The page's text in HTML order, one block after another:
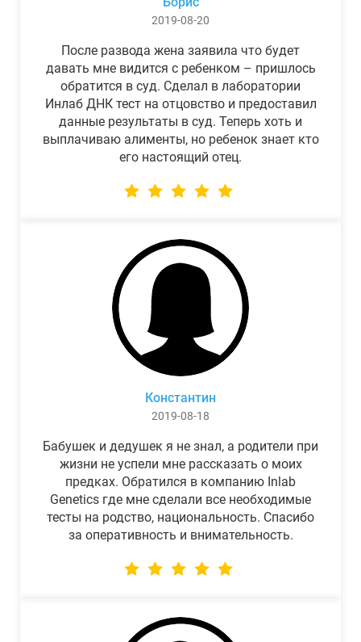
2019-08-20
После развода жена заявила что будет
давать мне видится с ребенком – пришлось
обратится в суд. Сделал в лаборатории
Инлаб ДНК тест на отцовство и предоставил
данные результаты в суд. Теперь хоть и
выплачиваю алименты, но ребенок знает кто
его настоящий отец.
Константин
2019-08-18
Бабушек и дедушек я не знал, а родители при
жизни не успели мне рассказать о моих
предках. Обратился в компанию Inlab
Genetics где мне сделали все необходимые
тесты на родство, национальность. Спасибо
за оперативность и внимательность.